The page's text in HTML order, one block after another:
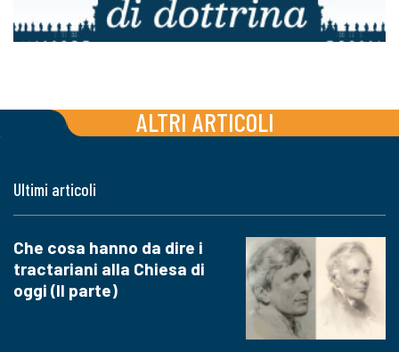
ALTRI ARTICOLI
Ultimi articoli
Che cosa hanno da dire i
tractariani alla Chiesa di
oggi (II parte)